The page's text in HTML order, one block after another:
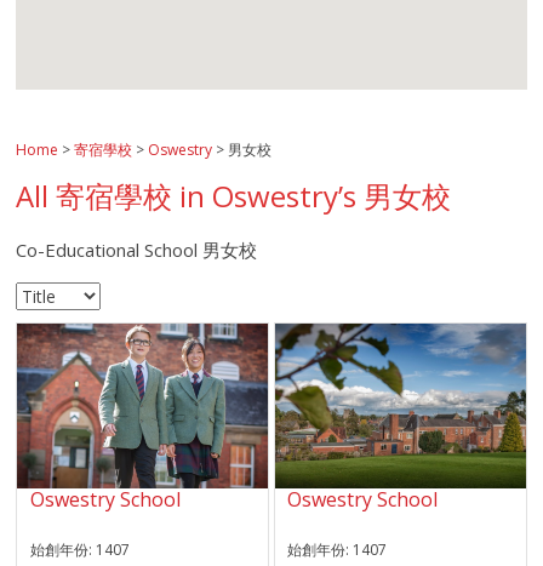
Home >寄宿學校 > Oswestry > 男女校
All 寄宿學校 in Oswestry’s 男女校
Co-Educational School 男女校
Oswestry School
始創年份: 1407
Oswestry School
始創年份: 1407